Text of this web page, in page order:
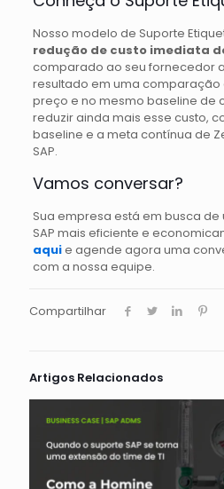
Nosso modelo de Suporte
redução de custo imediata de
comparado ao seu fornecedor
resultado em uma
preço e no mesmo baseline de
reduzir ainda mais esse custo,
baseline e a meta contínua de
SAP.
Vamos conversar?
Sua empresa está em busca de
SAP mais eficiente e
aquie agende agora uma
com a nossa equipe.
Compartilhar
Artigos Relacionados